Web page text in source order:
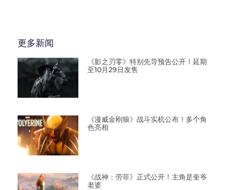
更多新闻
《影之刃零》特别先导预告公开！延期
至10月29日发售
《漫威金刚狼》战斗实机公布！多个角
色亮相
《战神：劳菲》正式公开！主角是奎爷
老婆